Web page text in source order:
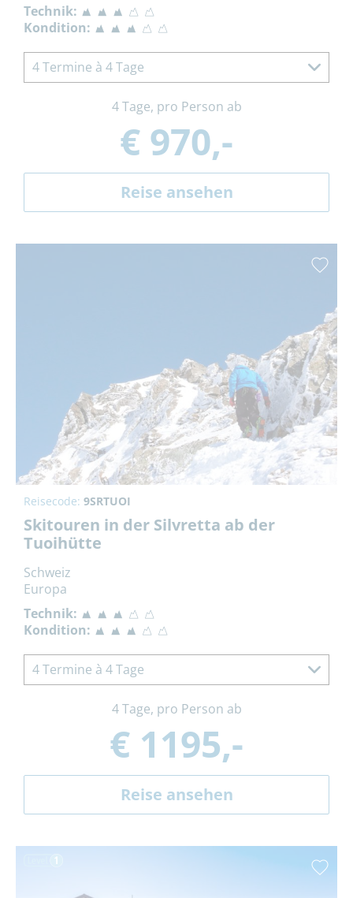
Technik:
Kondition:
4 Termine à 4 Tage
4 Tage, pro Person ab
€ 970,-
Reise ansehen
Reisecode: 9SRTUOI
Skitouren in der Silvretta ab der
Tuoihütte
Schweiz
Europa
Technik:
Kondition:
4 Termine à 4 Tage
4 Tage, pro Person ab
€ 1195,-
Reise ansehen